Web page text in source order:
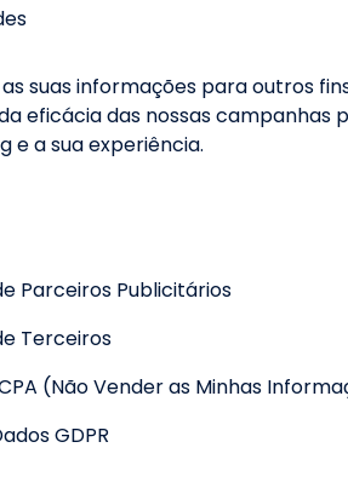
suas informações para outros
eficácia das nossas campanhas
e a sua experiência.
Parceiros Publicitários
Terceiros
(Não Vender as Minhas
GDPR